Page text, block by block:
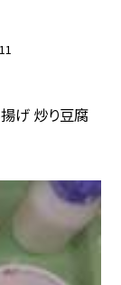
揚げ 炒り豆腐